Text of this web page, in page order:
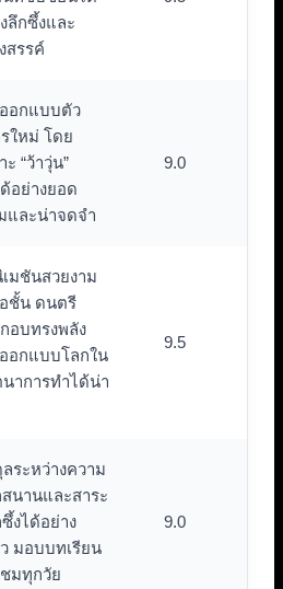
ลึกซึ้งและ
สรรค์
อกแบบตัว
ใหม่ โดย
ะ “ว้าวุ่น”
อย่างยอด
และน่าจดจำ
9.0
มชันสวยงาม
ชั้น ดนตรี
อบทรงพลัง
อกแบบโลกใน
าการทำได้น่า
9.5
ระหว่างความ
นานและสาระ
งได้อย่าง
มอบบทเรียน
มทุกวัย
9.0